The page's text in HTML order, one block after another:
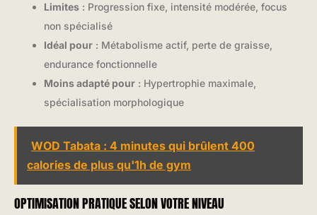
Limites : Progression fixe, intensité modérée, focus
non spécialisé
Idéal pour : Métabolisme actif, perte de graisse,
endurance fonctionnelle
Moins adapté pour : Hypertrophie maximale,
spécialisation morphologique
WOD Tabata : 4 minutes qui brûlent 400
calories de plus qu'1h de gym
OPTIMISATION PRATIQUE SELON VOTRE NIVEAU